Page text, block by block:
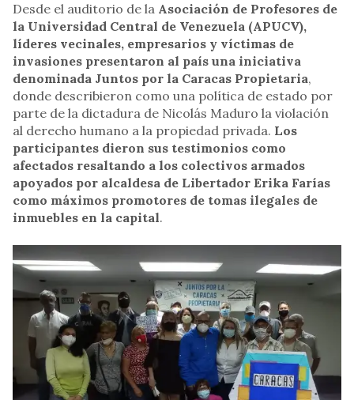
Desde el auditorio de la Asociación de Profesores de
la Universidad Central de Venezuela (APUCV),
líderes vecinales, empresarios y víctimas de
invasiones presentaron al país una iniciativa
denominada Juntos por la Caracas Propietaria,
donde describieron como una política de estado por
parte de la dictadura de Nicolás Maduro la violación
al derecho humano a la propiedad privada. Los
participantes dieron sus testimonios como
afectados resaltando a los colectivos armados
apoyados por alcaldesa de Libertador Erika Farías
como máximos promotores de tomas ilegales de
inmuebles en la capital.